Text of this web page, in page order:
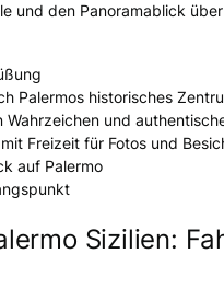
und den Panoramablick
Palermos historisches
Wahrzeichen und
Freizeit für Fotos und
auf Palermo
Sizilien: